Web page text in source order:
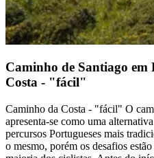
Caminho de Santiago
Costa - "fácil"
Caminho da Costa - "fácil" O
apresenta-se como uma
percursos Portugueses mais
o mesmo, porém os desafios